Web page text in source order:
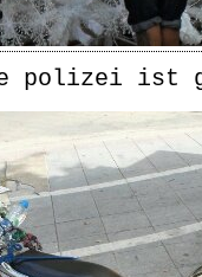
polizei ist